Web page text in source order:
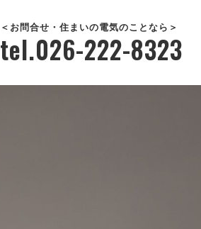
＜お問合せ・住まいの電気のことなら＞
tel.026-222-8323